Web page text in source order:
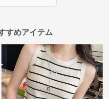
すめアイテム